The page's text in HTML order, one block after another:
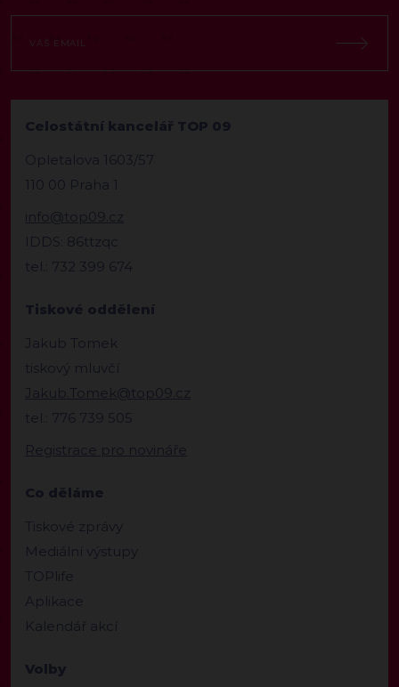
Celostátní kancelář TOP 09
Opletalova 1603/57
110 00 Praha 1
info@top09.cz
IDDS: 86ttzqc
tel.: 732 399 674
Tiskové oddělení
Jakub Tomek
tiskový mluvčí
Jakub.Tomek@top09.cz
tel.: 776 739 505
Registrace pro novináře
Co děláme
Tiskové zprávy
Mediální výstupy
TOPlife
Aplikace
Kalendář akcí
Volby